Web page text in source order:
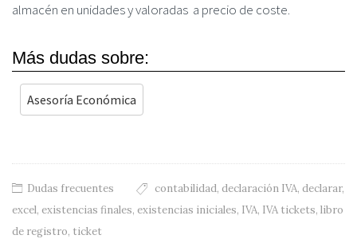
almacén en unidades y valoradas a precio de coste.
Más dudas sobre:
Asesoría Económica
Dudas frecuentes contabilidad, declaración IVA, declarar,
excel, existencias finales, existencias iniciales, IVA, IVA tickets, libro
de registro, ticket